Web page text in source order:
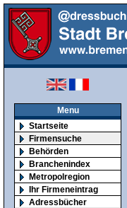
Menu
Startseite
Firmensuche
Behörden
Branchenindex
Metropolregion
Ihr Firmeneintrag
Adressbücher